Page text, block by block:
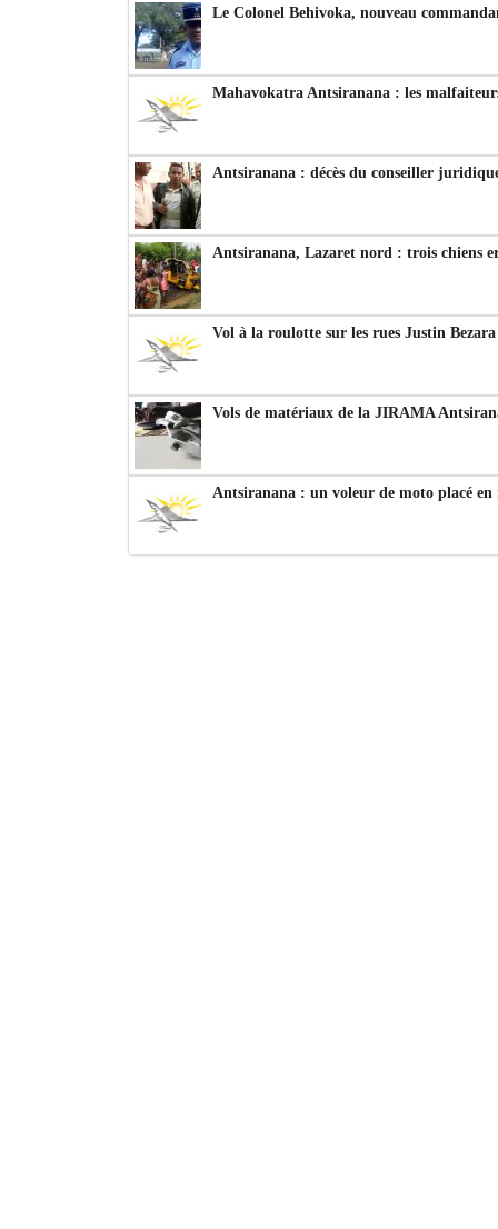
Le Colonel Behivoka, nouveau
Mahavokatra Antsiranana : les
Antsiranana : décès du conseiller
Antsiranana, Lazaret nord : trois chiens
Vol à la roulotte sur les rues Justin
Vols de matériaux de la JIRAMA
Antsiranana : un voleur de moto placé en